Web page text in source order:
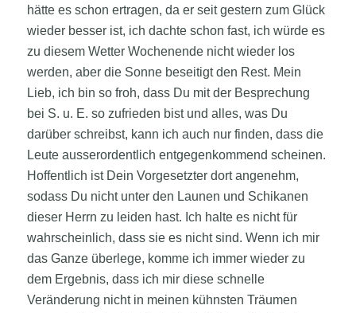
hätte es schon ertragen, da er seit gestern zum Glück
wieder besser ist, ich dachte schon fast, ich würde es
zu diesem Wetter Wochenende nicht wieder los
werden, aber die Sonne beseitigt den Rest. Mein
Lieb, ich bin so froh, dass Du mit der Besprechung
bei S. u. E. so zufrieden bist und alles, was Du
darüber schreibst, kann ich auch nur finden, dass die
Leute ausserordentlich entgegenkommend scheinen.
Hoffentlich ist Dein Vorgesetzter dort angenehm,
sodass Du nicht unter den Launen und Schikanen
dieser Herrn zu leiden hast. Ich halte es nicht für
wahrscheinlich, dass sie es nicht sind. Wenn ich mir
das Ganze überlege, komme ich immer wieder zu
dem Ergebnis, dass ich mir diese schnelle
Veränderung nicht in meinen kühnsten Träumen